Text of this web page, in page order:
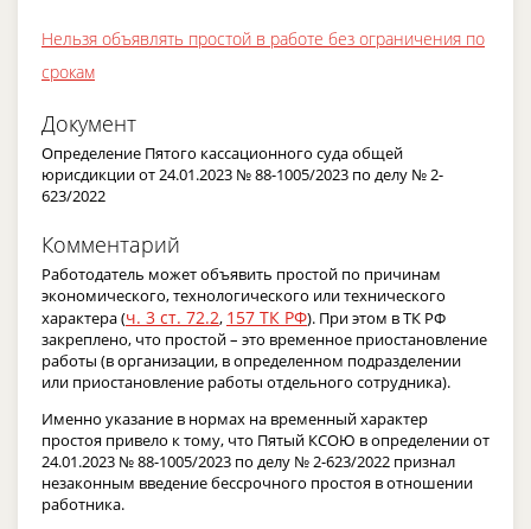
Нельзя объявлять простой в работе без ограничения по
срокам
Документ
Определение Пятого кассационного суда общей
юрисдикции от 24.01.2023 № 88-1005/2023 по делу № 2-
623/2022
Комментарий
Работодатель может объявить простой по причинам
экономического, технологического или технического
характера (ч. 3 ст. 72.2, 157 ТК РФ). При этом в ТК РФ
закреплено, что простой – это временное приостановление
работы (в организации, в определенном подразделении
или приостановление работы отдельного сотрудника).
Именно указание в нормах на временный характер
простоя привело к тому, что Пятый КСОЮ в определении от
24.01.2023 № 88-1005/2023 по делу № 2-623/2022 признал
незаконным введение бессрочного простоя в отношении
работника.